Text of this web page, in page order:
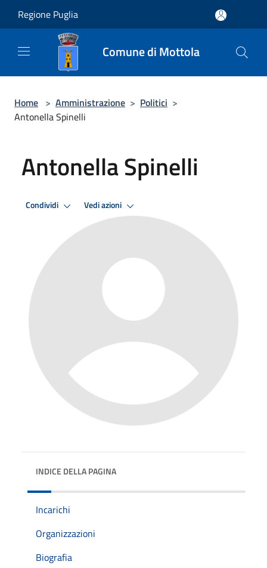
Regione Puglia
Comune di Mottola
Home > Amministrazione > Politici >
Antonella Spinelli
Antonella Spinelli
Condividi Vedi azioni
INDICE DELLA PAGINA
Incarichi
Organizzazioni
Biografia